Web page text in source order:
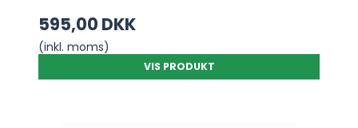
595,00 DKK
(inkl. moms)
VIS PRODUKT